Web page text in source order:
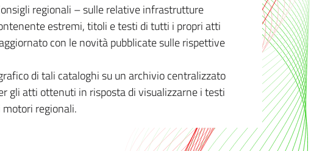
regionali – sulle relative infrastrutture
estremi, titoli e testi di tutti i propri atti
con le novità pubblicate sulle rispettive
di tali cataloghi su un archivio centralizzato
gli atti ottenuti in risposta di visualizzarne i testi
regionali.